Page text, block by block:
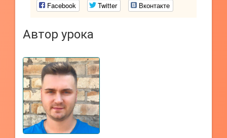
Facebook Twitter Вконтакте
Автор урока